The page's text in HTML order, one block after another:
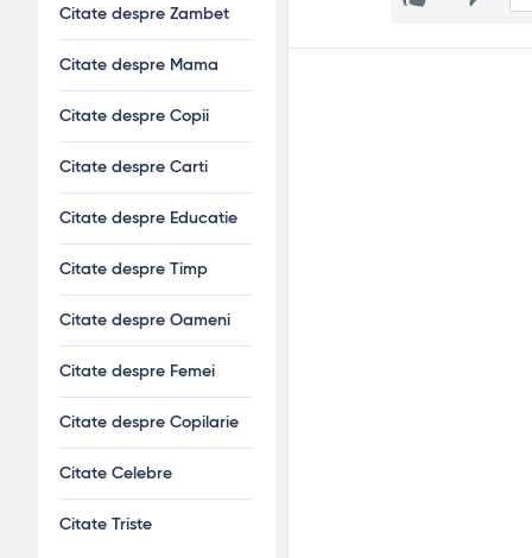
Citate despre Zambet
Citate despre Mama
Citate despre Copii
Citate despre Carti
Citate despre Educatie
Citate despre Timp
Citate despre Oameni
Citate despre Femei
Citate despre Copilarie
Citate Celebre
Citate Triste